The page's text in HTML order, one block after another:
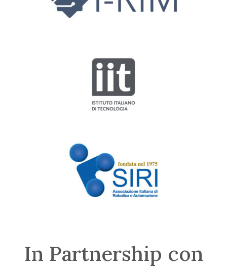
In Partnership con